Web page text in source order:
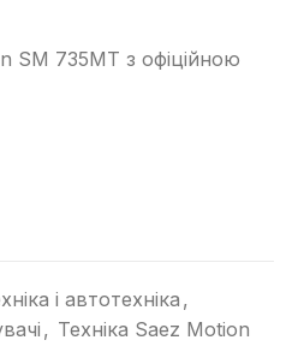
SM 735MT з офіційною
і автотехніка ,
, Техніка Saez Motion